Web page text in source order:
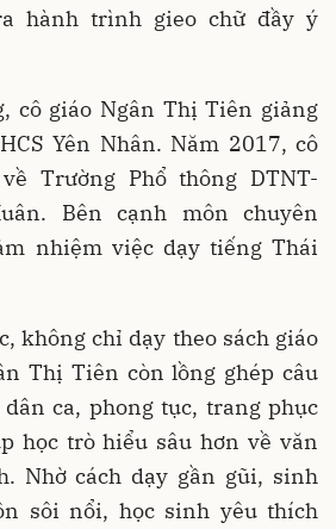
hành trình gieo chữ đầy ý
cô giáo Ngân Thị Tiên giảng
Yên Nhân. Năm 2017, cô
Trường Phổ thông DTNT-
Bên cạnh môn chuyên
nhiệm việc dạy tiếng Thái
không chỉ dạy theo sách giáo
Thị Tiên còn lồng ghép câu
ca, phong tục, trang phục
học trò hiểu sâu hơn về văn
Nhờ cách dạy gần gũi, sinh
sôi nổi, học sinh yêu thích